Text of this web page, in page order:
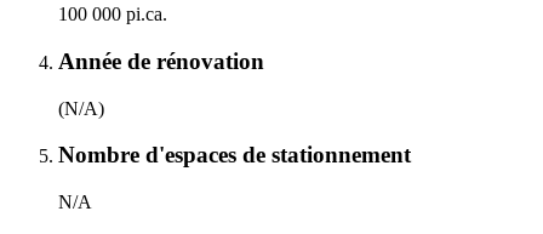
100 000 pi.ca.
Année de rénovation
(N/A)
Nombre d'espaces de stationnement
N/A